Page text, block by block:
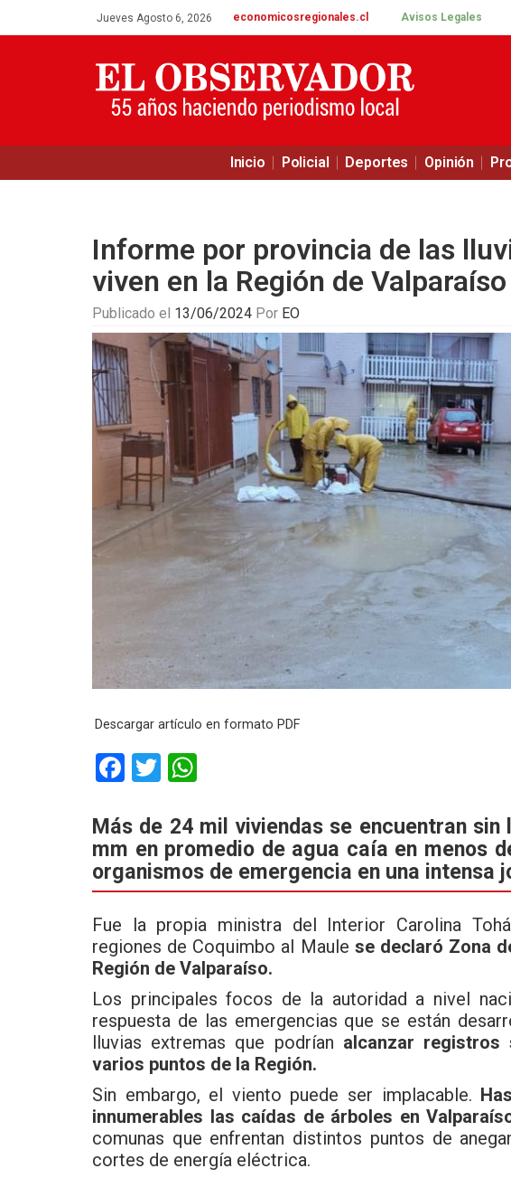
Jueves Agosto 6, 2026 economicosregionales.cl Avisos Legales
Inicio Policial Deportes Opinión
Informe por provincia de las
viven en la Región de Valparaíso
Publicado el 13/06/2024 Por EO
Descargar artículo en formato PDF
F
ce
b
o
o
k
T
tt
er
at
s
A
p
Más de 24 mil viviendas se encuentran sin
mm en promedio de agua caía en menos
organismos de emergencia en una intensa
Fue la propia ministra del Interior Carolina
regiones de Coquimbo al Maule se declaró Zona
Región de Valparaíso.
Los principales focos de la autoridad a nivel
respuesta de las emergencias que se están
lluvias extremas que podrían alcanzar
varios puntos de la Región.
Sin embargo, el viento puede ser implacable.
innumerables las caídas de árboles en
comunas que enfrentan distintos puntos de
cortes de energía eléctrica.